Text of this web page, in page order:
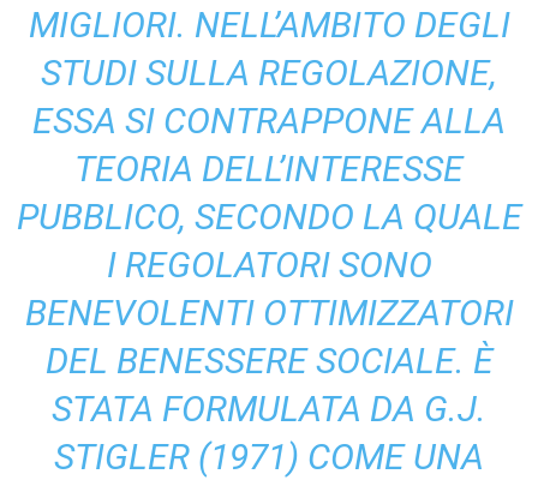
MIGLIORI. NELL’AMBITO DEGLI
STUDI SULLA REGOLAZIONE,
ESSA SI CONTRAPPONE ALLA
TEORIA DELL’INTERESSE
PUBBLICO, SECONDO LA QUALE
I REGOLATORI SONO
BENEVOLENTI OTTIMIZZATORI
DEL BENESSERE SOCIALE. È
STATA FORMULATA DA G.J.
STIGLER (1971) COME UNA